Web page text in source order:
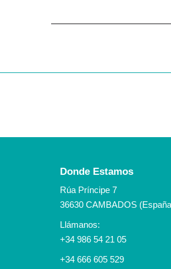
Donde Estamos
Rúa Príncipe 7
36630 CAMBADOS
Llámanos:
+34 986 54 21 05
+34 666 605 529